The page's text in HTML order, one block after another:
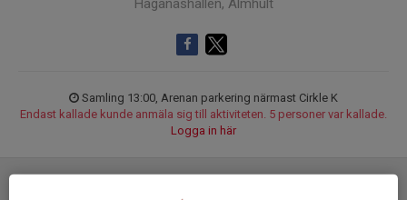
Haganäshallen, Älmhult
Samling 13:00, Arenan parkering närmast Cirkle K
Endast kallade kunde anmäla sig till aktiviteten. 5 personer var kallade.
Logga in här